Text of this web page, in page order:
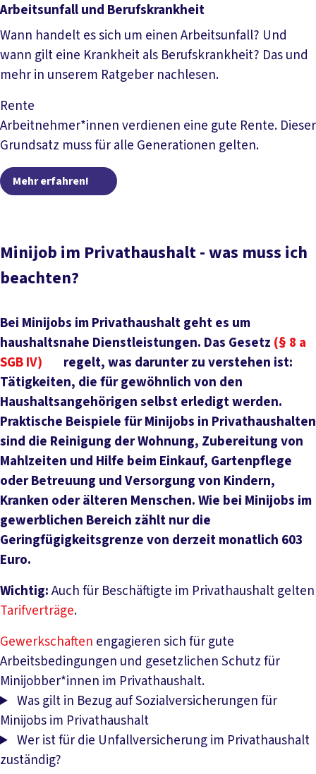
Arbeitsunfall und Berufskrankheit
Wann handelt es sich um einen Arbeitsunfall? Und
wann gilt eine Krankheit als Berufskrankheit? Das und
mehr in unserem Ratgeber nachlesen.
Arbeitsunfall und Berufskrankheit
Rente
Arbeitnehmer*innen verdienen eine gute Rente. Dieser
Grundsatz muss für alle Generationen gelten.
Mehr erfahren! Mehr erfahren!
Minijob im Privathaushalt - was muss ich
beachten?
Bei Minijobs im Privathaushalt geht es um
haushaltsnahe Dienstleistungen. Das Gesetz (§ 8 a
SGB IV)
regelt, was darunter zu verstehen ist:
Tätigkeiten, die für gewöhnlich von den
Haushaltsangehörigen selbst erledigt werden.
Praktische Beispiele für Minijobs in Privathaushalten
sind die Reinigung der Wohnung, Zubereitung von
Mahlzeiten und Hilfe beim Einkauf, Gartenpflege
oder Betreuung und Versorgung von Kindern,
Kranken oder älteren Menschen. Wie bei Minijobs im
gewerblichen Bereich zählt nur die
Geringfügigkeitsgrenze von derzeit monatlich 603
Euro.
Wichtig:Auch für Beschäftigte im Privathaushalt gelten
Tarifverträge.
Gewerkschaften engagieren sich für gute
Arbeitsbedingungen und gesetzlichen Schutz für
Minijobber*innen im Privathaushalt.
Was gilt in Bezug auf Sozialversicherungen für
Minijobs im Privathaushalt
Wer ist für die Unfallversicherung im Privathaushalt
zuständig?